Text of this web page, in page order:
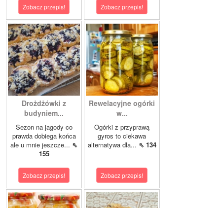
Zobacz przepis! Zobacz przepis!
Drożdżówki z
budyniem...
Sezon na jagody co
prawda dobiega końca
ale u mnie jeszcze... ⇖
155
Zobacz przepis!
Rewelacyjne ogórki
w...
Ogórki z przyprawą
gyros to ciekawa
alternatywa dla... ⇖ 134
Zobacz przepis!